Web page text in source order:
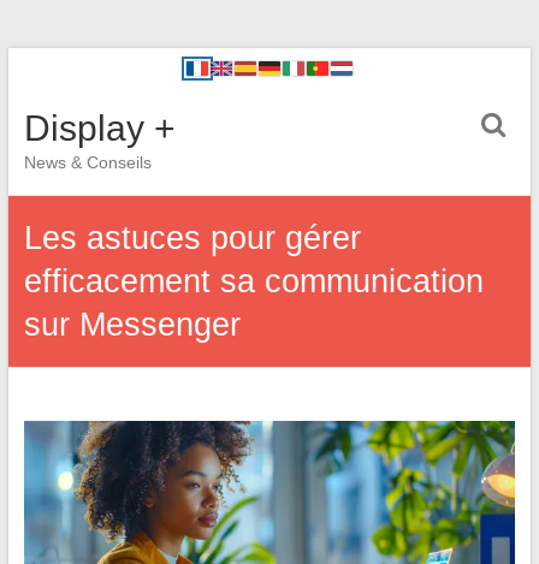
Display +
News & Conseils
Les astuces pour gérer
efficacement sa communication
sur Messenger